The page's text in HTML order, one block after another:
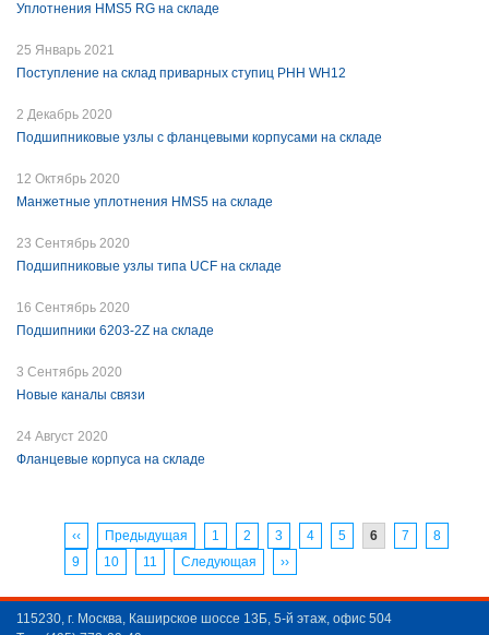
Уплотнения HMS5 RG на складе
25 Январь 2021
Поступление на склад приварных ступиц PHH WH12
2 Декабрь 2020
Подшипниковые узлы с фланцевыми корпусами на складе
12 Октябрь 2020
Манжетные уплотнения HMS5 на складе
23 Сентябрь 2020
Подшипниковые узлы типа UCF на складе
16 Сентябрь 2020
Подшипники 6203-2Z на складе
3 Сентябрь 2020
Новые каналы связи
24 Август 2020
Фланцевые корпуса на складе
‹‹ Предыдущая 1 2 3 4 5 6 7
8
9
10 11 Следующая ››
115230, г. Москва, Каширское шоссе 13Б, 5-й этаж, офис 504